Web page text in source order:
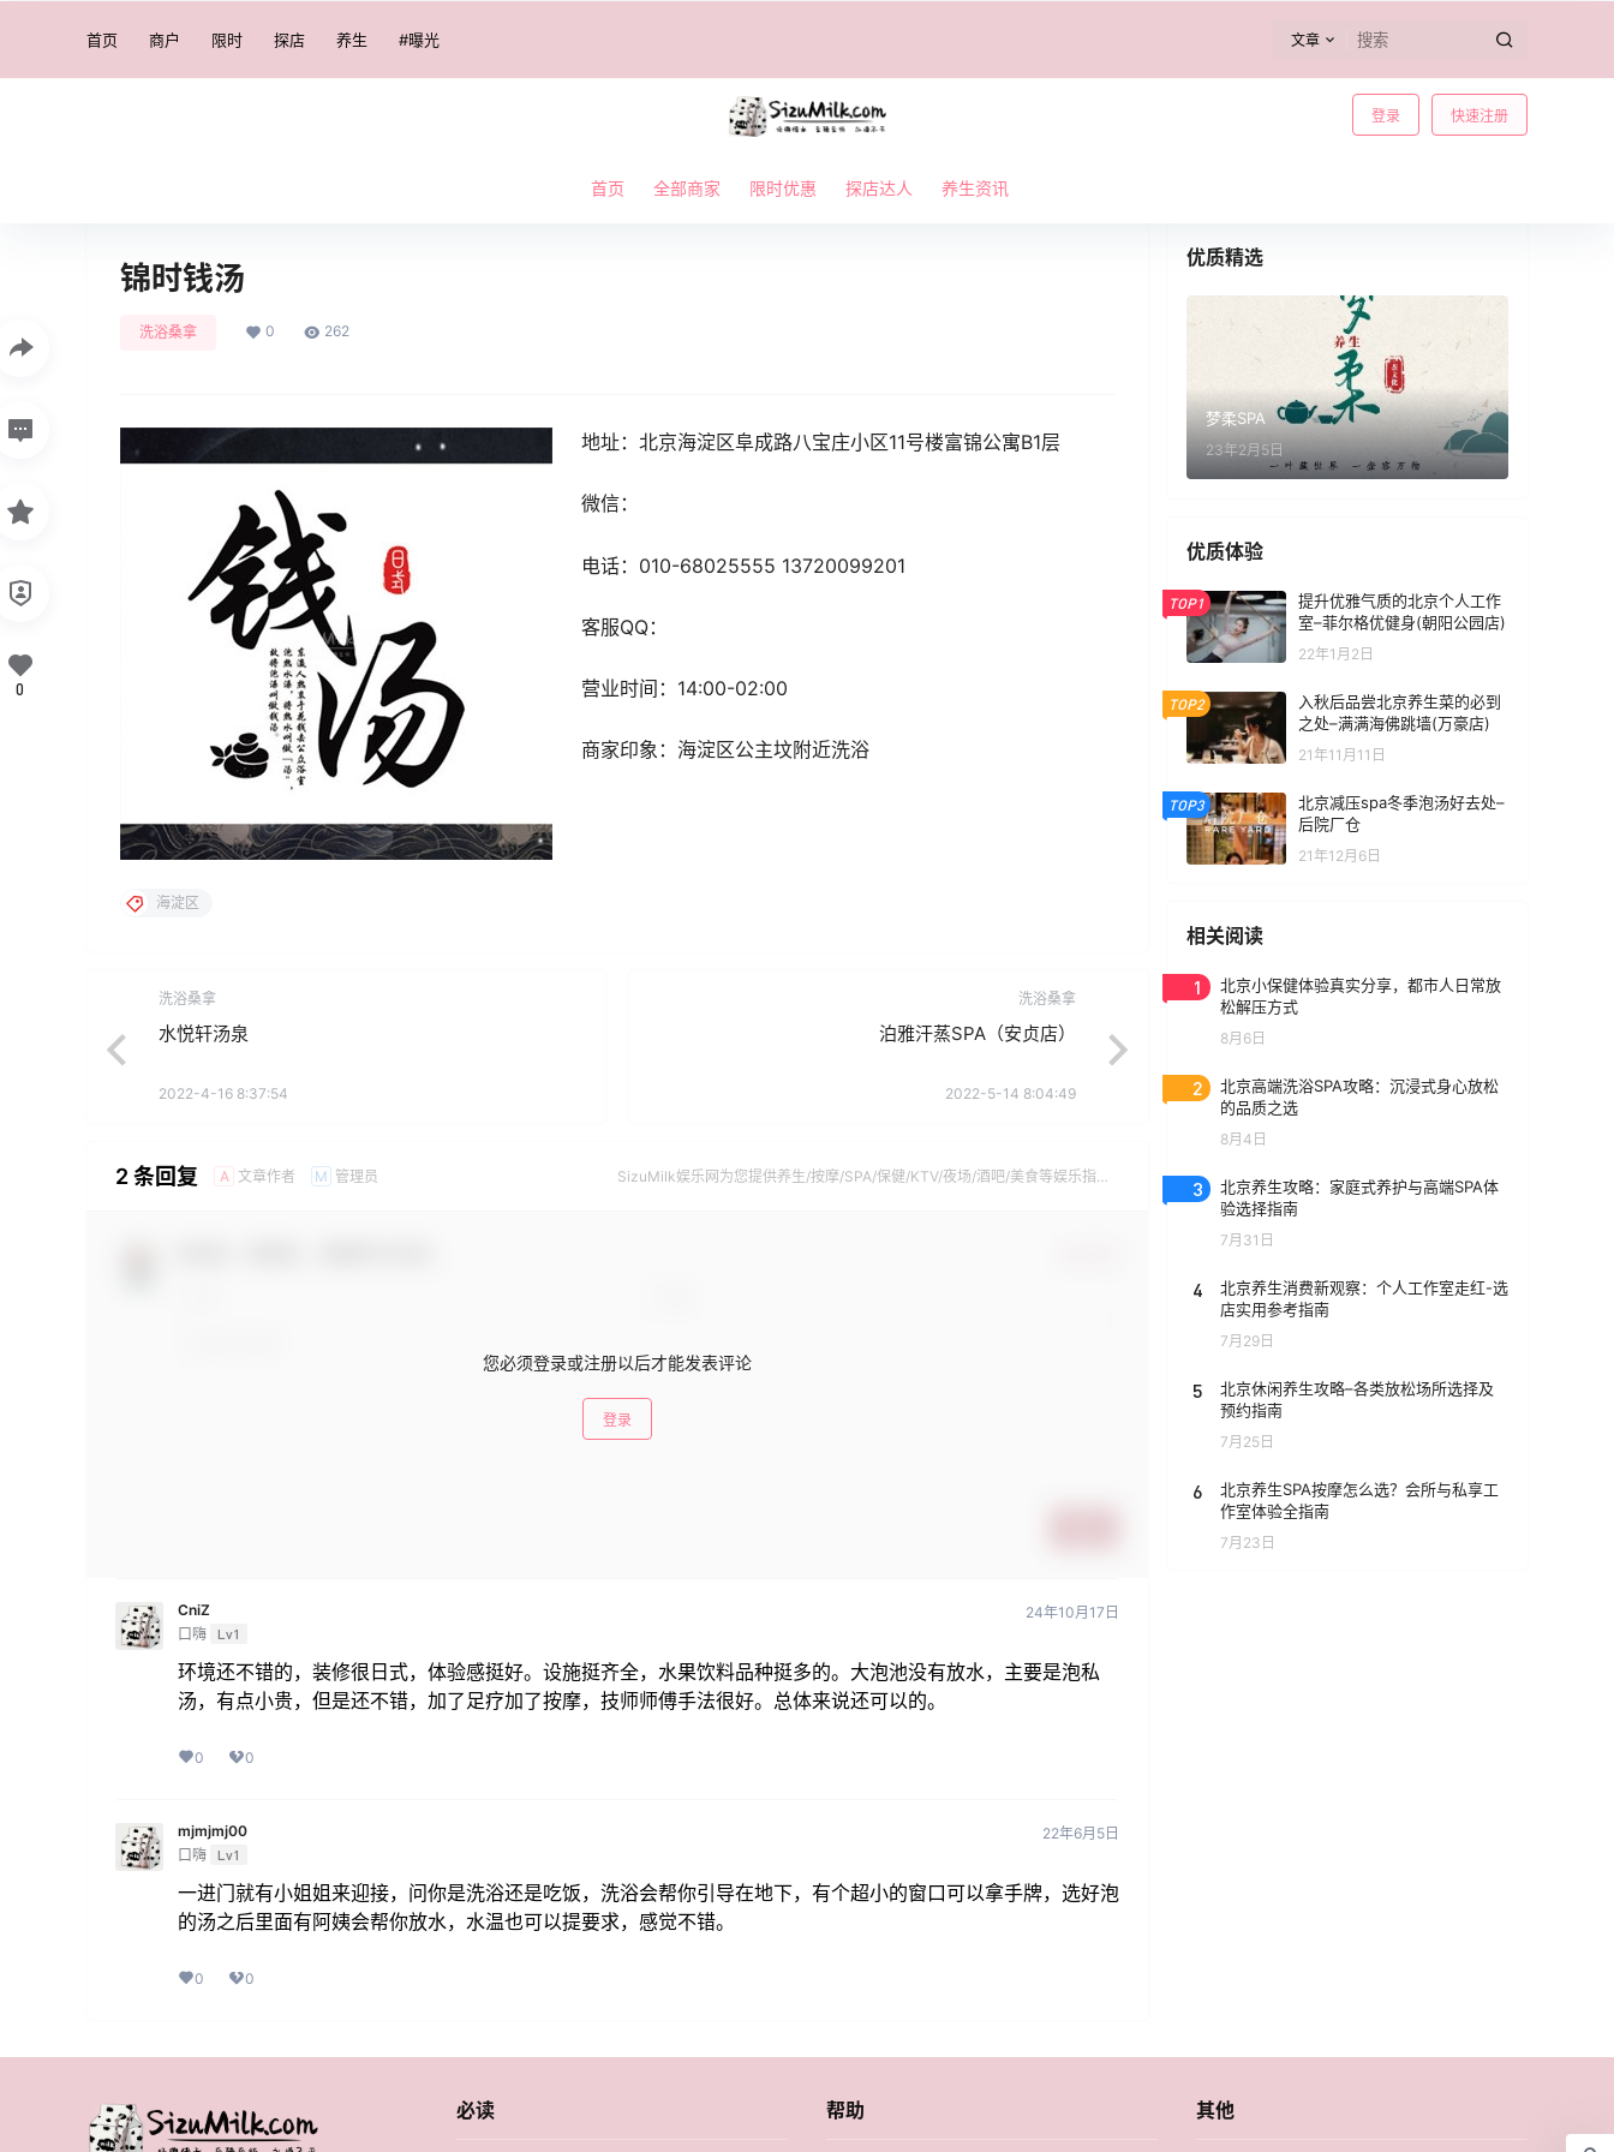
首页 商户 限时 探店 养生 #曝光 文章
登录 快速注册
首页 全部商家 限时优惠 探店达人 养生资讯
锦时钱汤
洗浴桑拿 0 262
地址：北京海淀区阜成路八宝庄小区11号楼富锦公寓B1层
微信：
电话：010-68025555 13720099201
客服QQ：
营业时间：14:00-02:00
商家印象：海淀区公主坟附近洗浴
0
海淀区
洗浴桑拿
水悦轩汤泉
2022-4-16 8:37:54
洗浴桑拿
泊雅汗蒸SPA（安贞店）
2022-5-14 8:04:49
2 条回复 A 文章作者 M 管理员
SizuMilk娱乐网为您提供养生/按摩/SPA/保健/KTV/夜场/酒吧/美食等娱乐指
您必须登录或注册以后才能发表评论
登录
CniZ
口嗨 Lv1
24年10月17日
环境还不错的，装修很日式，体验感挺好。设施挺齐全，水果饮料品种挺多的。大泡池没有放水，主要是泡私
汤，有点小贵，但是还不错，加了足疗加了按摩，技师师傅手法很好。总体来说还可以的。
0 0
mjmjmj00
口嗨 Lv1
22年6月5日
一进门就有小姐姐来迎接，问你是洗浴还是吃饭，洗浴会帮你引导在地下，有个超小的窗口可以拿手牌，选好泡
的汤之后里面有阿姨会帮你放水，水温也可以提要求，感觉不错。
0 0
优质精选
梦柔SPA
23年2月5日
优质体验
TOP1
提升优雅气质的北京个人工作
室–菲尔格优健身(朝阳公园店)
22年1月2日
TOP2
入秋后品尝北京养生菜的必到
之处–满满海佛跳墙(万豪店)
21年11月11日
TOP3
北京减压spa冬季泡汤好去处–
后院厂仓
21年12月6日
相关阅读
1
北京小保健体验真实分享，都市人日常放
松解压方式
8月6日
2
北京高端洗浴SPA攻略：沉浸式身心放松
的品质之选
8月4日
3
北京养生攻略：家庭式养护与高端SPA体
验选择指南
7月31日
4
北京养生消费新观察：个人工作室走红-选
店实用参考指南
7月29日
5
北京休闲养生攻略–各类放松场所选择及
预约指南
7月25日
6
北京养生SPA按摩怎么选？会所与私享工
作室体验全指南
7月23日
必读 帮助 其他